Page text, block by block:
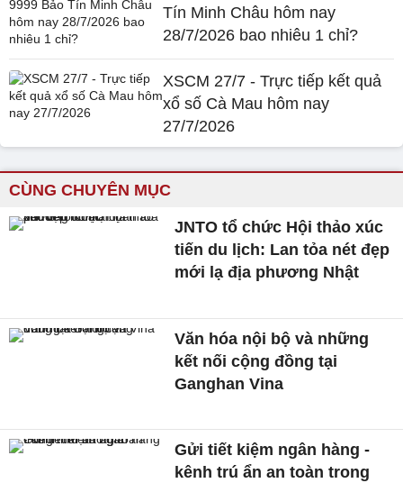
Tín Minh Châu hôm nay
28/7/2026 bao nhiêu 1 chỉ?
XSCM 27/7 - Trực tiếp kết quả
xổ số Cà Mau hôm nay
27/7/2026
CÙNG CHUYÊN MỤC
JNTO tổ chức Hội thảo xúc
tiến du lịch: Lan tỏa nét đẹp
mới lạ địa phương Nhật
Văn hóa nội bộ và những
kết nối cộng đồng tại
Ganghan Vina
Gửi tiết kiệm ngân hàng -
kênh trú ẩn an toàn trong